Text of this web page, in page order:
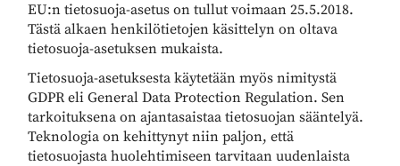
EU:n tietosuoja-asetus on tullut voimaan 25.5.2018.
Tästä alkaen henkilötietojen käsittelyn on oltava
tietosuoja-asetuksen mukaista.
Tietosuoja-asetuksesta käytetään myös nimitystä
GDPR eli General Data Protection Regulation. Sen
tarkoituksena on ajantasaistaa tietosuojan sääntelyä.
Teknologia on kehittynyt niin paljon, että
tietosuojasta huolehtimiseen tarvitaan uudenlaista